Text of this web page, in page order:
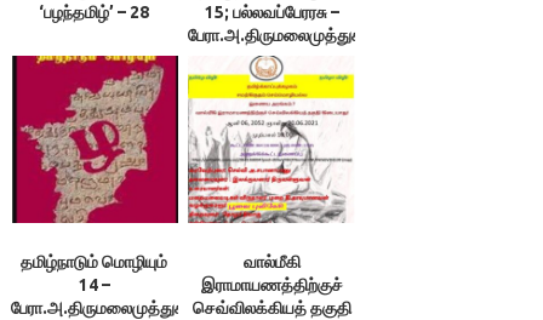
‘பழந்தமிழ்’ – 28
15; பல்லவப்பேரரசு –
பேரா.அ.திருமலைமுத்துசாமி
தமிழ்நாடும் மொழியும்
14 –
பேரா.அ.திருமலைமுத்துசாமி
வால்மீகி
இராமாயணத்திற்குச்
செவ்விலக்கியத் தகுதி